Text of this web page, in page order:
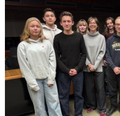
Heinsberg
2025
2027